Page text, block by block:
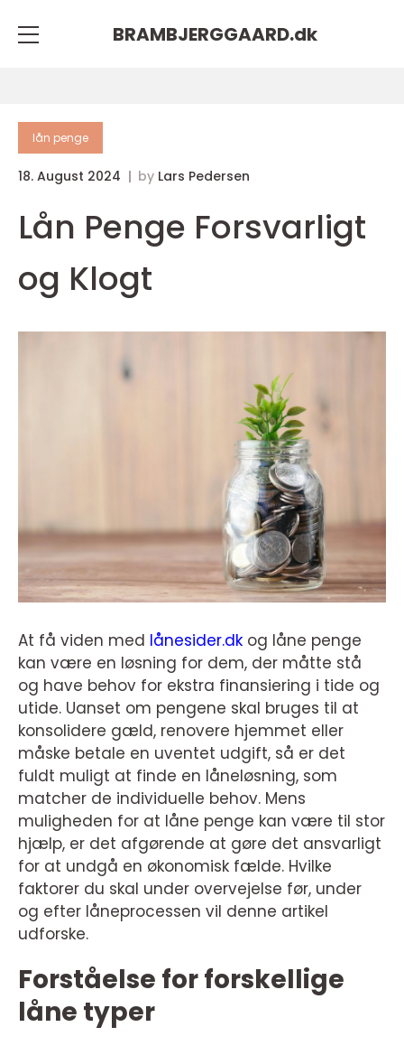
BRAMBJERGGAARD.dk
lån penge
18. August 2024 by Lars Pedersen
Lån Penge Forsvarligt
og Klogt
At få viden med lånesider.dk og låne penge
kan være en løsning for dem, der måtte stå
og have behov for ekstra finansiering i tide og
utide. Uanset om pengene skal bruges til at
konsolidere gæld, renovere hjemmet eller
måske betale en uventet udgift, så er det
fuldt muligt at finde en låneløsning, som
matcher de individuelle behov. Mens
muligheden for at låne penge kan være til stor
hjælp, er det afgørende at gøre det ansvarligt
for at undgå en økonomisk fælde. Hvilke
faktorer du skal under overvejelse før, under
og efter låneprocessen vil denne artikel
udforske.
Forståelse for forskellige
låne typer